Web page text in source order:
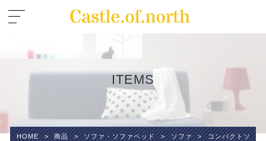
ITEMS
HOME > 商品 > ソファ・ソファベッド > ソファ > コンパクトソフ